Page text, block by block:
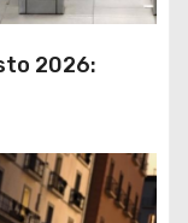
2026: